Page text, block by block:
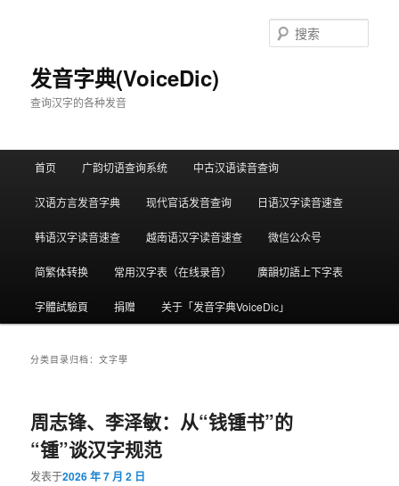
发音字典(VoiceDic)
查询汉字的各种发音
索
首页 广韵切语查询系统 中古汉语读音查询
汉语方言发音字典 现代官话发音查询 日语汉字读音速查
韩语汉字读音速查 越南语汉字读音速查 微信公众号
简繁体转换 常用汉字表（在线录音） 廣韻切語上下字表
字體試驗頁 捐赠 关于「发音字典VoiceDic」
分类目录归档：文字學
周志锋、李泽敏：从“钱锺书”的
“锺”谈汉字规范
发表于2026 年 7 月 2 日